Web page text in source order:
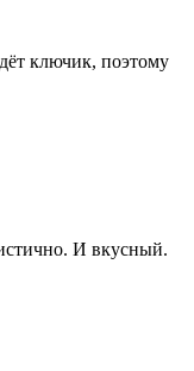
ключик, поэтому
И вкусный.